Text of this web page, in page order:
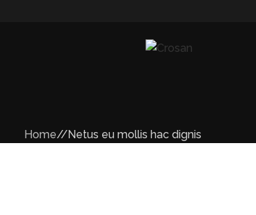
Home Netus eu mollis hac dignis